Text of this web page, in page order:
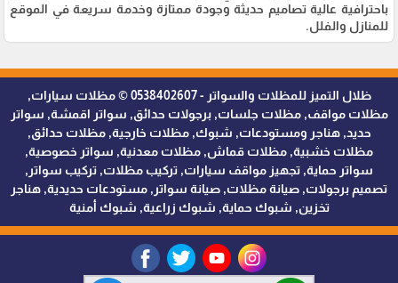
باحترافية عالية تصاميم حديثة وجودة ممتازة وخدمة سريعة في الموقع
للمنازل والفلل.
ظلال التميز للمظلات والسواتر - 0538402607 © مظلات سيارات,
مظلات مواقف, مظلات جلسات, برجولات حدائق, سواتر اقمشة, سواتر
حديد, هناجر ومستودعات, شبوك, مظلات خارجية, مظلات حدائق,
مظلات خشبية, مظلات قماش, مظلات معدنية, سواتر خصوصية,
سواتر حماية, تجهيز مواقف سيارات, تركيب مظلات, تركيب سواتر,
تصميم برجولات, صيانة مظلات, صيانة سواتر, مستودعات حديدية, هناجر
تخزين, شبوك حماية, شبوك زراعية, شبوك أمنية